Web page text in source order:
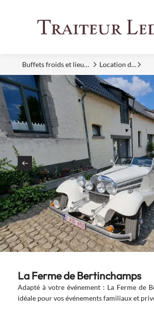
Buffets froids et lieux
d'exception
Location de
Salles
La Ferme de Bertinchamps
Adapté à votre événement : La Ferme de
idéale pour vos événements familiaux et